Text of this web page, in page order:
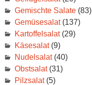
Gemischte Salate(83)
Gemüsesalat(137)
Kartoffelsalat(29)
Käsesalat(9)
Nudelsalat(40)
Obstsalat(31)
Pilzsalat(5)